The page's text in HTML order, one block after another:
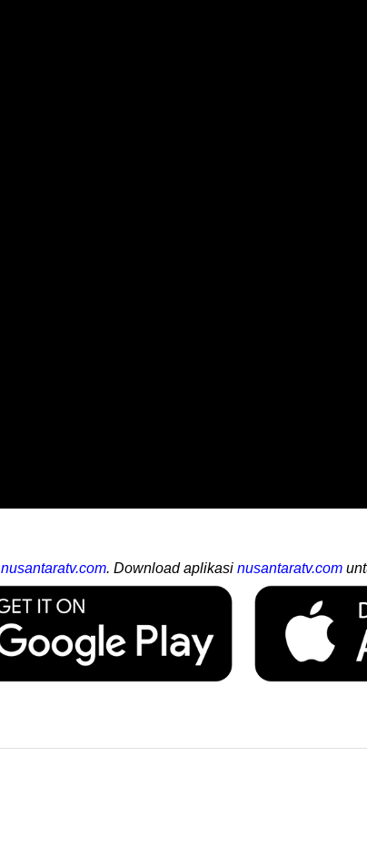
nusantaratv.com. Download aplikasi nusantaratv.com